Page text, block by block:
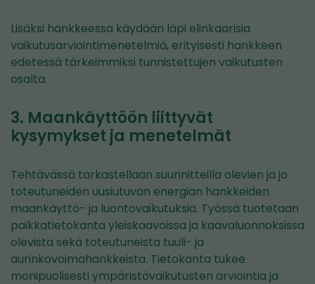
Lisäksi hankkeessa käydään läpi elinkaarisia
vaikutusarviointimenetelmiä, erityisesti hankkeen
edetessä tärkeimmiksi tunnistettujen vaikutusten
osalta.
3. Maankäyttöön liittyvät
kysymykset ja menetelmät
Tehtävässä tarkastellaan suunnitteilla olevien ja jo
toteutuneiden uusiutuvan energian hankkeiden
maankäyttö- ja luontovaikutuksia. Työssä tuotetaan
paikkatietokanta yleiskaavoissa ja kaavaluonnoksissa
olevista sekä toteutuneista tuuli- ja
aurinkovoimahankkeista. Tietokanta tukee
monipuolisesti ympäristövaikutusten arviointia ja